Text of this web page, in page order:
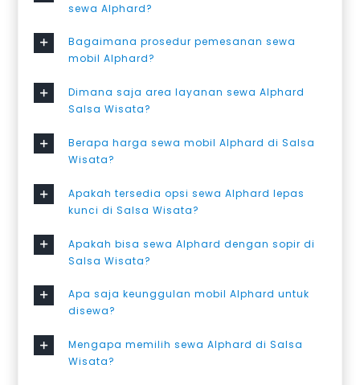
sewa Alphard?
Bagaimana prosedur pemesanan sewa
mobil Alphard?
Dimana saja area layanan sewa Alphard
Salsa Wisata?
Berapa harga sewa mobil Alphard di Salsa
Wisata?
Apakah tersedia opsi sewa Alphard lepas
kunci di Salsa Wisata?
Apakah bisa sewa Alphard dengan sopir di
Salsa Wisata?
Apa saja keunggulan mobil Alphard untuk
disewa?
Mengapa memilih sewa Alphard di Salsa
Wisata?